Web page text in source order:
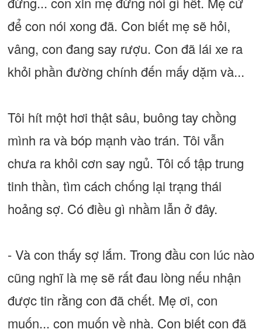
để con nói xong đã. Con biết mẹ sẽ hỏi,
vâng, con đang say rượu. Con đã lái xe ra
khỏi phần đường chính đến mấy dặm và...
Tôi hít một hơi thật sâu, buông tay chồng
mình ra và bóp mạnh vào trán. Tôi vẫn
chưa ra khỏi cơn say ngủ. Tôi cố tập trung
tinh thần, tìm cách chống lại trạng thái
hoảng sợ. Có điều gì nhầm lẫn ở đây.
- Và con thấy sợ lắm. Trong đầu con lúc nào
cũng nghĩ là mẹ sẽ rất đau lòng nếu nhận
được tin rằng con đã chết. Mẹ ơi, con
muốn... con muốn về nhà. Con biết con đã